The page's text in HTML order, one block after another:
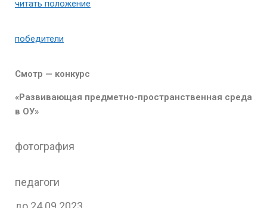
читать положение
победители
Смотр — конкурс
«Развивающая предметно-пространственная среда
в ОУ»
фотография
педагоги